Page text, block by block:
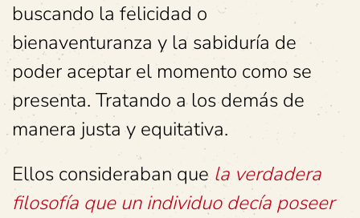
buscando la felicidad o
bienaventuranza y la sabiduría de
poder aceptar el momento como se
presenta. Tratando a los demás de
manera justa y equitativa.
Ellos consideraban que la verdadera
filosofía que un individuo decía poseer